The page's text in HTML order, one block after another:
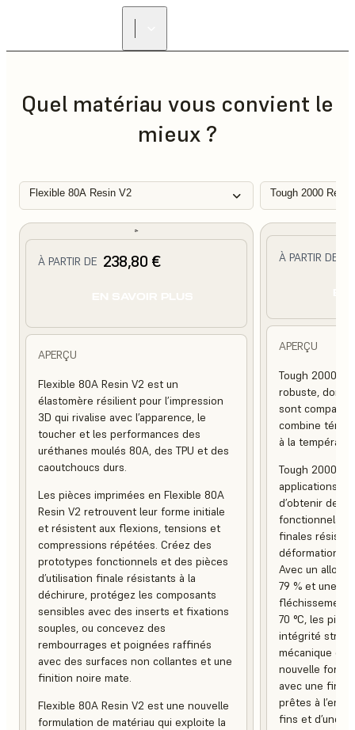
Quel matériau vous convient le
mieux ?
Flexible 80A Resin V2 Tough 2000
À PARTIR DE 238,80 €
APERÇU
Flexible 80A Resin V2 est un
élastomère résilient pour l’impression
3D qui rivalise avec l’apparence, le
toucher et les performances des
uréthanes moulés 80A, des TPU et des
caoutchoucs durs.
Les pièces imprimées en Flexible 80A
Resin V2 retrouvent leur forme initiale
et résistent aux flexions, tensions et
compressions répétées. Créez des
prototypes fonctionnels et des pièces
d’utilisation finale résistants à la
déchirure, protégez les composants
sensibles avec des inserts et fixations
souples, ou concevez des
rembourrages et poignées raffinés
avec des surfaces non collantes et une
finition noire mate.
Flexible 80A Resin V2 est une nouvelle
formulation de matériau qui exploite la
À PARTIR DE
APERÇU
Tough 2000
robuste, dont
sont
combine
à la
Tough 2000
applications
d’obtenir des
fonctionnels,
finales
déformation et
Avec un
79 % et une
fléchissement
70 °C, les
intégrité
mécanique et
nouvelle
avec une
prêtes à
fins et d’une